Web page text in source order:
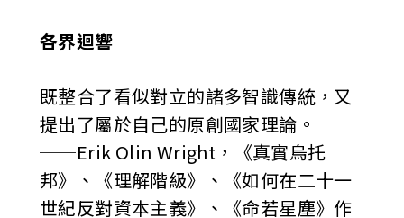
各界迴響
既整合了看似對立的諸多智識傳統，又
提出了屬於自己的原創國家理論。
──Erik Olin Wright，《真實烏托
邦》、《理解階級》、《如何在二十一
世紀反對資本主義》、《命若星塵》作